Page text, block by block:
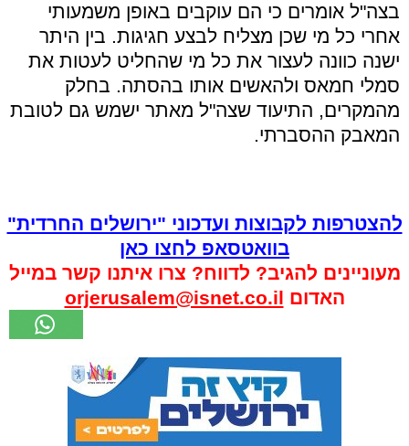
בצה"ל אומרים כי הם עוקבים באופן משמעותי
אחרי כל מי שכן מצליח לבצע חגיגות. בין היתר
ישנה כוונה לעצור את כל מי שהחליט לעטות את
סמלי חמאס ולהאשים אותו בהסתה. בחלק
מהמקרים, התיעוד שצה"ל מאתר ישמש גם לטובת
המאבק ההסברתי.
להצטרפות לקבוצות ועדכוני "ירושלים החרדית"
בוואטסאפ לחצו כאן
מעוניינים להגיב? לדווח? צרו איתנו קשר במייל
האדום orjerusalem@isnet.co.il